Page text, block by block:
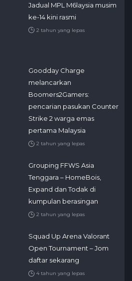
Jadual MPL M6laysia musim
ke-14 kini rasmi
2 tahun yang lepas
Goodday Charge
melancarkan
Boomers2Gamers:
pencarian pasukan Counter
Strike 2 warga emas
pertama Malaysia
2 tahun yang lepas
Grouping FFWS Asia
Tenggara – HomeBois,
Expand dan Todak di
kumpulan berasingan
2 tahun yang lepas
Squad Up Arena Valorant
Open Tournament – Jom
daftar sekarang
4 tahun yang lepas